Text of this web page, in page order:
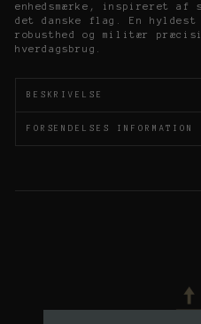
enhedsmærke, inspireret af
det danske flag. En
robusthed og militær
hverdagsbrug.
BESKRIVELSE
FORSENDELSES INFORMATION